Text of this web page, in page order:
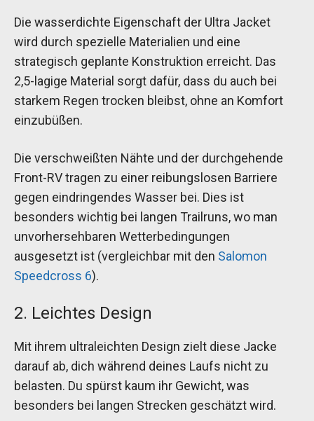
Die wasserdichte Eigenschaft der Ultra Jacket
wird durch spezielle Materialien und eine
strategisch geplante Konstruktion erreicht. Das
2,5-lagige Material sorgt dafür, dass du auch bei
starkem Regen trocken bleibst, ohne an Komfort
einzubüßen.
Die verschweißten Nähte und der durchgehende
Front-RV tragen zu einer reibungslosen Barriere
gegen eindringendes Wasser bei. Dies ist
besonders wichtig bei langen Trailruns, wo man
unvorhersehbaren Wetterbedingungen
ausgesetzt ist (vergleichbar mit den Salomon
Speedcross 6).
2. Leichtes Design
Mit ihrem ultraleichten Design zielt diese Jacke
darauf ab, dich während deines Laufs nicht zu
belasten. Du spürst kaum ihr Gewicht, was
besonders bei langen Strecken geschätzt wird.